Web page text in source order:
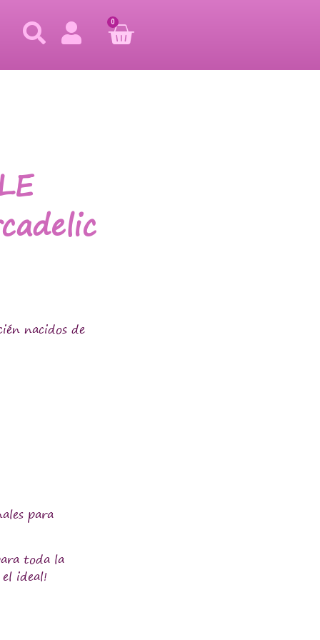
0
nacidos de
para
toda la
ideal!